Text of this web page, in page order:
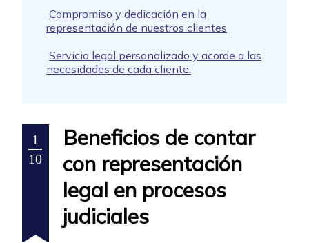
Compromiso y dedicación en la
representación de nuestros clientes
Servicio legal personalizado y acorde a las
necesidades de cada cliente.
1
10
Beneficios de contar
con representación
legal en procesos
judiciales